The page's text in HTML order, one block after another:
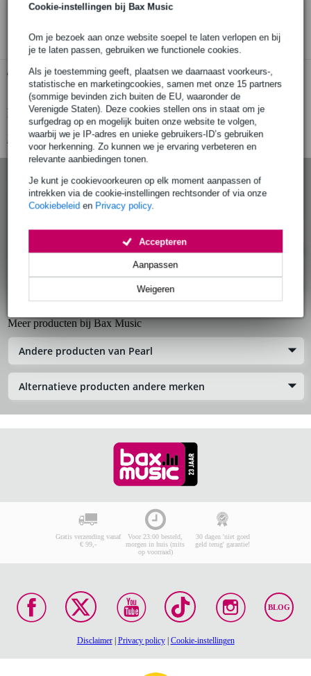
Cookie-instellingen bij Bax Music
Om je bezoek aan onze website soepel te laten verlopen en bij
je te laten passen, gebruiken we functionele cookies.
Als je toestemming geeft, plaatsen we daarnaast voorkeurs-,
statistische en marketingcookies, samen met onze 15 partners
(sommige bevinden zich buiten de EU, waaronder de
Verenigde Staten). Deze cookies stellen ons in staat om je
surfgedrag op en mogelijk buiten onze website te volgen,
waarbij we je IP-adres en unieke gebruikers-ID’s gebruiken
voor herkenning. Zo kunnen we je ervaring verbeteren en
relevante aanbiedingen tonen.
Je kunt je cookievoorkeuren op elk moment aanpassen of
intrekken via de cookie-instellingen rechtsonder of via onze
Cookiebeleid en Privacy policy.
Weigeren
Aanpassen
Accepteren
Gratis ophalen in de winkel
Productinformatie
Bekijk alle productspecificaties
snaredrum statief
Artikelnr:OND-S-85C
Productinformatie
Reviews (0)
Meer producten bij Bax Music
Andere producten van Pearl
Alternatieve producten andere merken
Gratis verzending vanaf
€ 99,-
Voor 23:00 besteld,
morgen in huis (mits
op voorraad)
30 dagen 'niet goed
geld terug' garantie!
BLOG
Disclaimer| Privacy policy| Cookie-instellingen